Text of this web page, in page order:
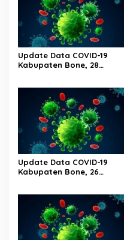
Update Data COVID-19
Kabupaten Bone, 28
Update Data COVID-19
Kabupaten Bone, 26